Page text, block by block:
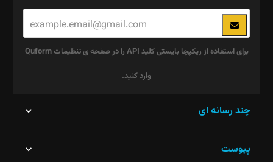
برای استفاده از ریکپچا بایستی کلید API را در صفحه ی تنظیمات Quform
وارد کنید.
نباید
چند رسانه ای
پیوست